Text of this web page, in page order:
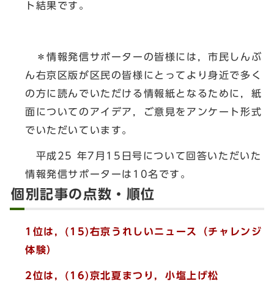
ト結果です。
＊情報発信サポーターの皆様には，市民しんぶ
ん右京区版が区民の皆様にとってより身近で多く
の方に読んでいただける情報紙となるために，紙
面についてのアイデア，ご意見をアンケート形式
でいただいています。
平成25 年7月15日号について回答いただいた
情報発信サポーターは10名です。
個別記事の点数・順位
1位は，(15)右京うれしいニュース（チャレンジ
体験）
2位は，(16)京北夏まつり，小塩上げ松